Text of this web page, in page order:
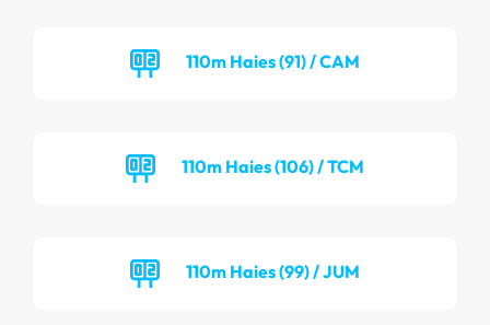
110m Haies (91) / CAM
110m Haies (106) / TCM
110m Haies (99) / JUM